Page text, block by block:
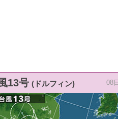
13号 (ドルフィン) 08